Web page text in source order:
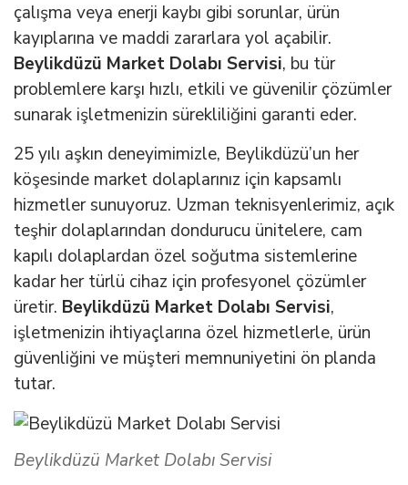
çalışma veya enerji kaybı gibi sorunlar, ürün
kayıplarına ve maddi zararlara yol açabilir.
Beylikdüzü Market Dolabı Servisi, bu tür
problemlere karşı hızlı, etkili ve güvenilir çözümler
sunarak işletmenizin sürekliliğini garanti eder.
25 yılı aşkın deneyimimizle, Beylikdüzü’un her
köşesinde market dolaplarınız için kapsamlı
hizmetler sunuyoruz. Uzman teknisyenlerimiz, açık
teşhir dolaplarından dondurucu ünitelere, cam
kapılı dolaplardan özel soğutma sistemlerine
kadar her türlü cihaz için profesyonel çözümler
üretir. Beylikdüzü Market Dolabı Servisi,
işletmenizin ihtiyaçlarına özel hizmetlerle, ürün
güvenliğini ve müşteri memnuniyetini ön planda
tutar.
Beylikdüzü Market Dolabı Servisi